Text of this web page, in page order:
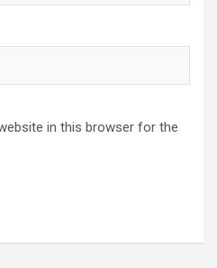
in this browser for the